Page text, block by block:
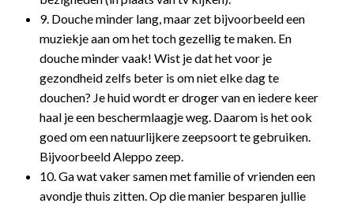
9. Douche minder lang, maar zet bijvoorbeeld een
muziekje aan om het toch gezellig te maken. En
douche minder vaak! Wist je dat het voor je
gezondheid zelfs beter is om niet elke dag te
douchen? Je huid wordt er droger van en iedere keer
haal je een beschermlaagje weg. Daarom is het ook
goed om een natuurlijkere zeepsoort te gebruiken.
Bijvoorbeeld Aleppo zeep.
10. Ga wat vaker samen met familie of vrienden een
avondje thuis zitten. Op die manier besparen jullie